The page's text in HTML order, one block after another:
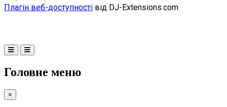
Плагін веб-доступності від DJ-Extensions.com
Головне меню
×